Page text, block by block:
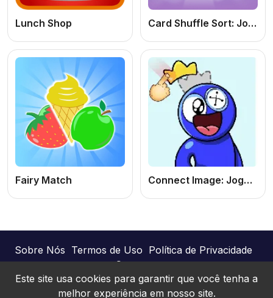
Lunch Shop Card Shuffle Sort: Jogo de Cartas e Lógica Online Grátis
Fairy Match Connect Image: Jogo de Puzzle e Raciocínio Lógico Online Grátis
Sobre Nós Termos de Uso Política de Privacidade
Contato
Este site usa cookies para garantir que você tenha a
melhor experiência em nosso site.